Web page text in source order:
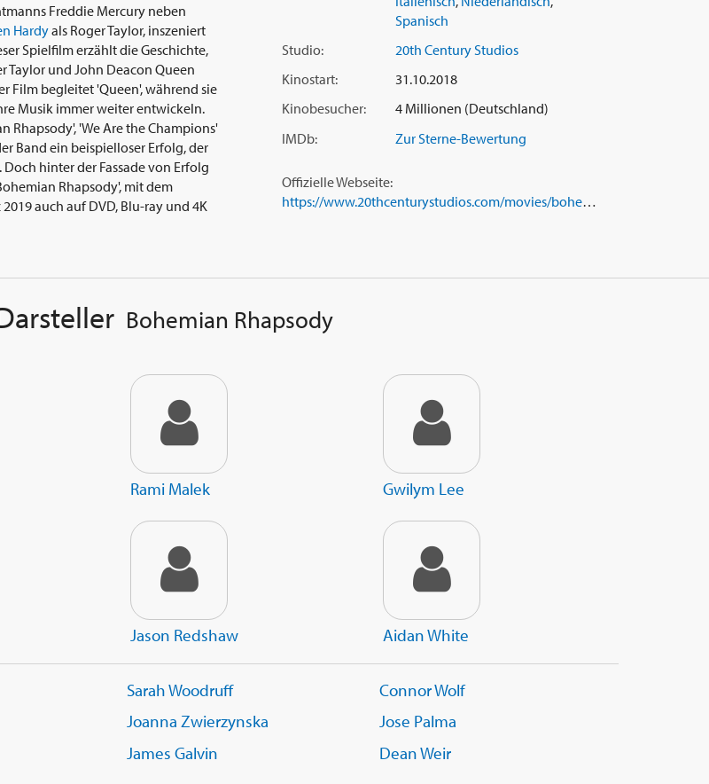
Freddie Mercury neben
Hardyals Roger Taylor, inszeniert
Spielfilm erzählt die Geschichte,
Taylor und John Deacon Queen
Film begleitet 'Queen', während sie
Musik immer weiter entwickeln.
Rhapsody', 'We Are the Champions'
Band ein beispielloser Erfolg, der
hinter der Fassade von Erfolg
Rhapsody', mit dem
auch auf DVD, Blu-ray und 4K
Spanisch
Studio:
20th Century Studios
Kinostart:
31.10.2018
Kinobesucher:
4 Millionen (Deutschland)
IMDb:
Zur Sterne-Bewertung
Offizielle Webseite:
https://www.20thcenturystudios.com/movies/bohemian-rhapsody
Bohemian Rhapsody
Rami Malek Gwilym Lee
Jason Redshaw Aidan White
Sarah Woodruff
Connor Wolf
Joanna Zwierzynska
Jose Palma
James Galvin
Dean Weir